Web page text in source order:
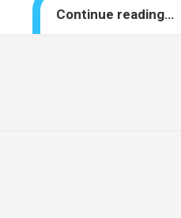
Continue reading…